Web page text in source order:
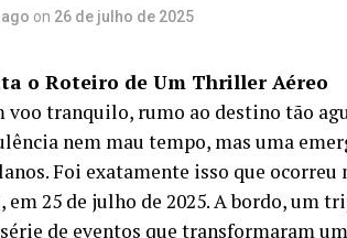
on 26 de julho de 2025
o Roteiro de Um Thriller Aéreo
voo tranquilo, rumo ao destino tão
nem mau tempo, mas uma
Foi exatamente isso que
em 25 de julho de 2025. A bordo, um
de eventos que transformaram